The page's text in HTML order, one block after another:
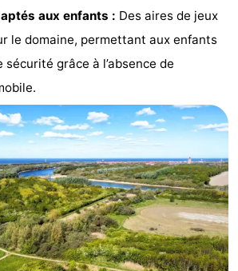
aux enfants : Des aires de jeux
le domaine, permettant aux enfants
grâce à l’absence de